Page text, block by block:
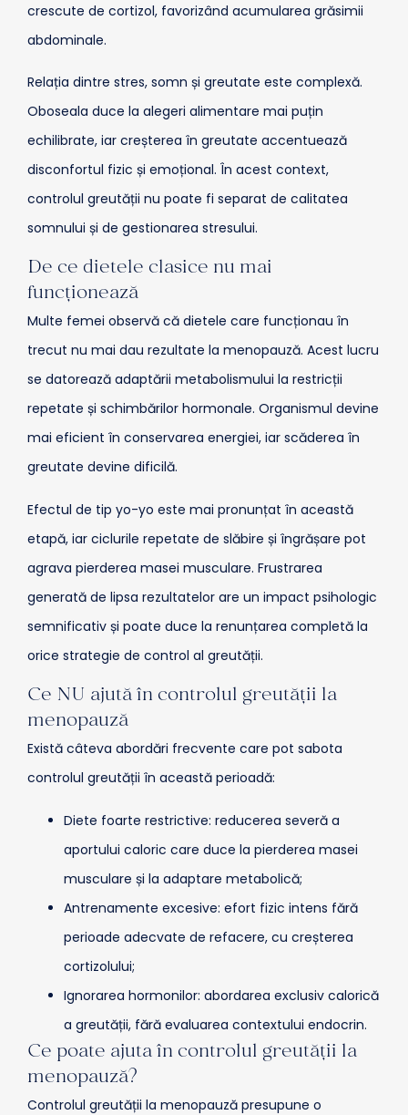
crescute de cortizol, favorizând acumularea grăsimii
abdominale.
Relația dintre stres, somn și greutate este complexă.
Oboseala duce la alegeri alimentare mai puțin
echilibrate, iar creșterea în greutate accentuează
disconfortul fizic și emoțional. În acest context,
controlul greutății nu poate fi separat de calitatea
somnului și de gestionarea stresului.
De ce dietele clasice nu mai
funcționează
Multe femei observă că dietele care funcționau în
trecut nu mai dau rezultate la menopauză. Acest lucru
se datorează adaptării metabolismului la restricții
repetate și schimbărilor hormonale. Organismul devine
mai eficient în conservarea energiei, iar scăderea în
greutate devine dificilă.
Efectul de tip yo-yo este mai pronunțat în această
etapă, iar ciclurile repetate de slăbire și îngrășare pot
agrava pierderea masei musculare. Frustrarea
generată de lipsa rezultatelor are un impact psihologic
semnificativ și poate duce la renunțarea completă la
orice strategie de control al greutății.
Ce NU ajută în controlul greutății la
menopauză
Există câteva abordări frecvente care pot sabota
controlul greutății în această perioadă:
Diete foarte restrictive: reducerea severă a
aportului caloric care duce la pierderea masei
musculare și la adaptare metabolică;
Antrenamente excesive: efort fizic intens fără
perioade adecvate de refacere, cu creșterea
cortizolului;
Ignorarea hormonilor: abordarea exclusiv calorică
a greutății, fără evaluarea contextului endocrin.
Ce poate ajuta în controlul greutății la
menopauză?
Controlul greutății la menopauză presupune o